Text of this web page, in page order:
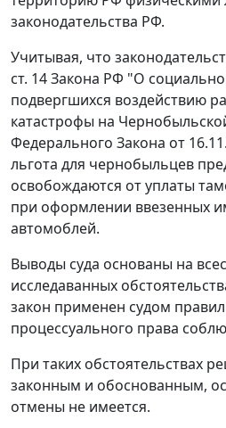
законодательства РФ.
Учитывая, что
ст. 14Закона РФ "О
подвергшихся воздействию
катастрофы на
Федерального Закона от
льгота для чернобыльцев
освобождаются от уплаты
при оформлении ввезенных
автомоблей.
Выводы суда основаны на
исследаванных
закон применен судом
процессуального права
При таких обстоятельствах
законным и обоснованным,
отмены не имеется.